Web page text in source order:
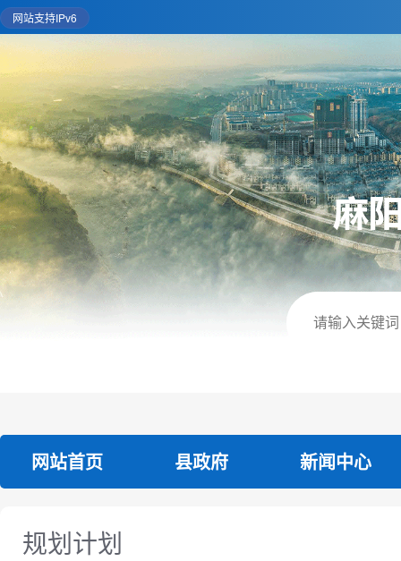
网站支持IPv6
网站首页 县政府 新闻中心
规划计划